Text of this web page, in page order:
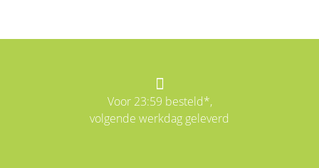
Voor 23:59 besteld*,
volgende werkdag geleverd